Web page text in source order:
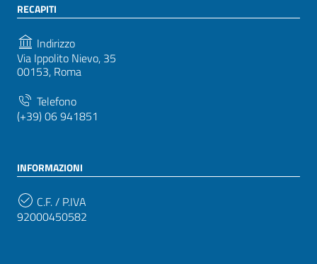
RECAPITI
Indirizzo
Via Ippolito Nievo, 35
00153, Roma
Telefono
(+39) 06 941851
INFORMAZIONI
C.F. / P.IVA
92000450582